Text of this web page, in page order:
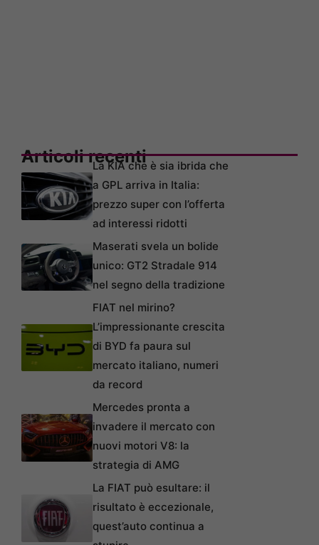
Articoli recentiLa KIA che è sia ibrida che
a GPL arriva in Italia:
prezzo super con l’offerta
ad interessi ridotti
Maserati svela un bolide
unico: GT2 Stradale 914
nel segno della tradizione
FIAT nel mirino?
L’impressionante crescita
di BYD fa paura sul
mercato italiano, numeri
da record
Mercedes pronta a
invadere il mercato con
nuovi motori V8: la
strategia di AMG
La FIAT può esultare: il
risultato è eccezionale,
quest’auto continua a